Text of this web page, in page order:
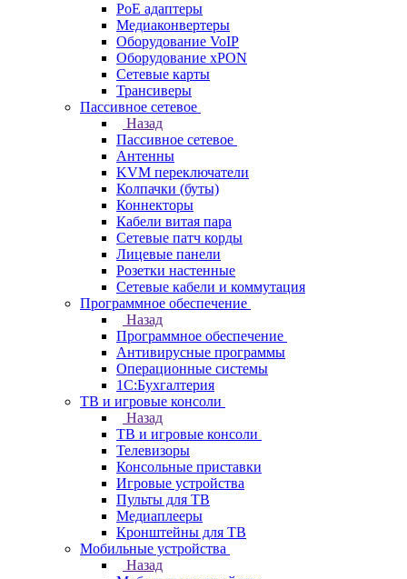
PoE адаптеры
Медиаконвертеры
Оборудование VoIP
Оборудование xPON
Сетевые карты
Трансиверы
Пассивное сетевое
Назад
Пассивное сетевое
Антенны
KVM переключатели
Колпачки (буты)
Коннекторы
Кабели витая пара
Сетевые патч корды
Лицевые панели
Розетки настенные
Сетевые кабели и коммутация
Программное обеспечение
Назад
Программное обеспечение
Антивирусные программы
Операционные системы
1С:Бухгалтерия
ТВ и игровые консоли
Назад
ТВ и игровые консоли
Телевизоры
Консольные приставки
Игровые устройства
Пульты для ТВ
Медиаплееры
Кронштейны для ТВ
Мобильные устройства
Назад